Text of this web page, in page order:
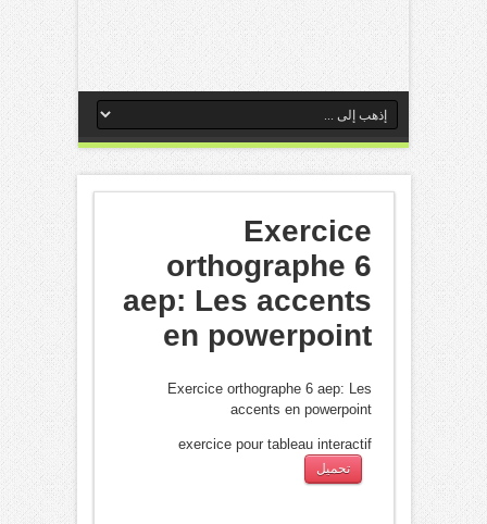
Exercice
orthographe 6
aep: Les accents
en powerpoint
Exercice orthographe 6 aep: Les
accents en powerpoint
exercice pour tableau interactif
تحميل